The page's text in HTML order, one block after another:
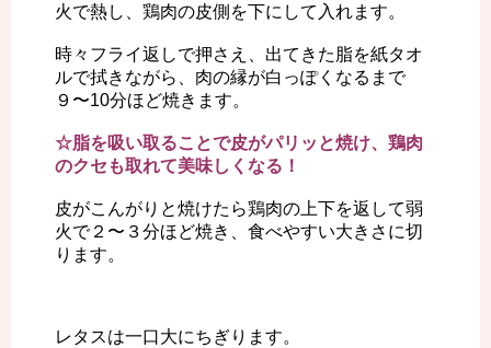
火で熱し、鶏肉の皮側を下にして入れます。
時々フライ返しで押さえ、出てきた脂を紙タオ
ルで拭きながら、肉の縁が白っぽくなるまで
９〜10分ほど焼きます。
☆脂を吸い取ることで皮がパリッと焼け、鶏肉
のクセも取れて美味しくなる！
皮がこんがりと焼けたら鶏肉の上下を返して弱
火で２〜３分ほど焼き、食べやすい大きさに切
ります。
レタスは一口大にちぎります。